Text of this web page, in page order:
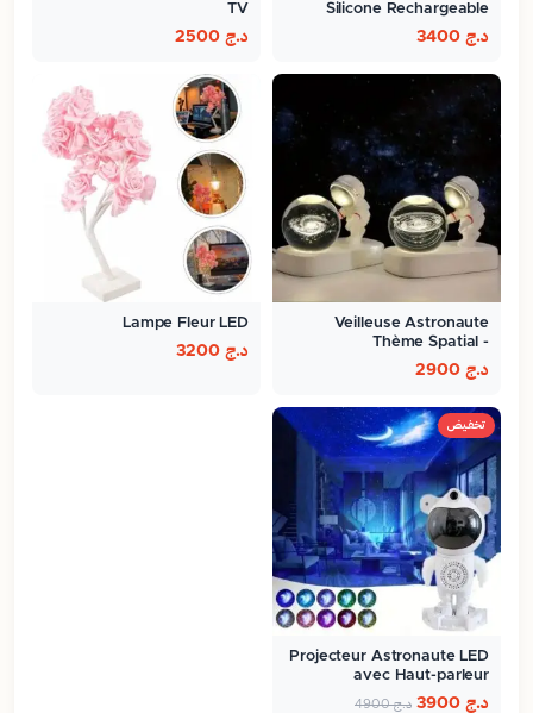
Silicone Rechargeable
د.ج
TV
د.ج
Veilleuse Astronaute
Thème Spatial -
ambiance…
د.ج
Lampe Fleur LED
د.ج
تخفيض
Projecteur Astronaute LED
avec Haut-parleur
Bluetooth…
د.ج د.ج4900